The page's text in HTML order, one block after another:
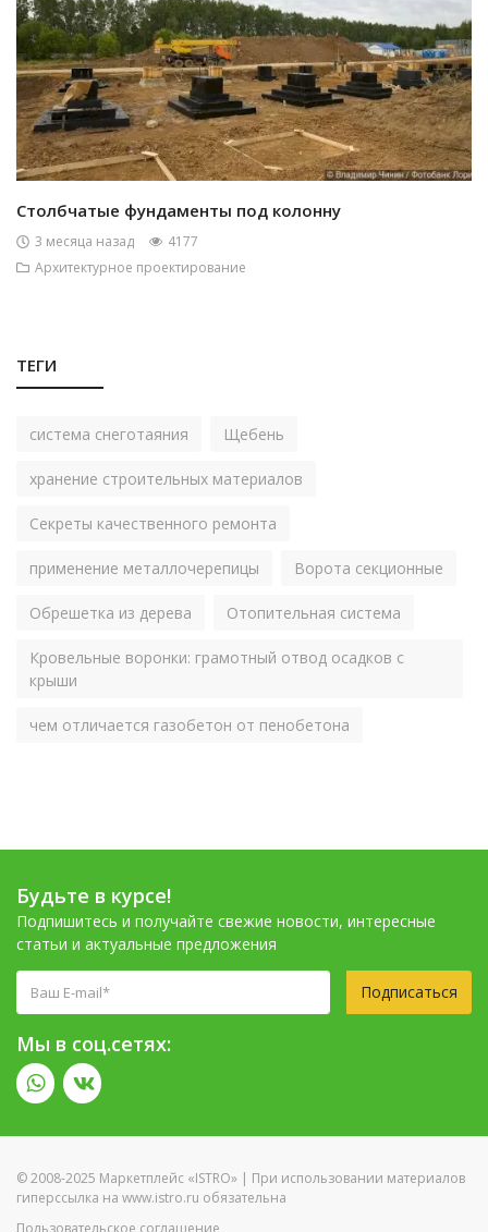
Столбчатые фундаменты под колонну
3 месяца назад
4177
Архитектурное проектирование
ТЕГИ
система снеготаяния Щебень
хранение строительных материалов
Секреты качественного ремонта
применение металлочерепицы Ворота секционные
Обрешетка из дерева Отопительная система
Кровельные воронки: грамотный отвод осадков с
крыши
чем отличается газобетон от пенобетона
Будьте в курсе!
Подпишитесь и получайте свежие новости, интересные
статьи и актуальные предложения
Подписаться
Мы в соц.сетях:
© 2008-2025 Маркетплейс «ISTRO» | При использовании материалов
гиперссылка на www.istro.ru обязательна
Пользовательское соглашение